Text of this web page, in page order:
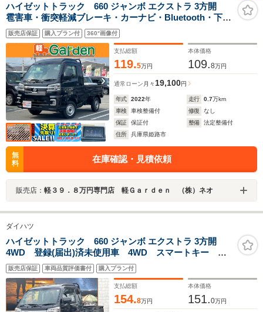
ハイゼットトラック 660 ジャンボ エクストラ 3方開
雹害車・衝突軽減ブレーキ・カーナビ・Bluetooth・下取
直売・ワンオーナー・ワンセグTV・CD再生・スマートキ
ー&プッシュスタート・ベンチシート・ルームクリーニン
販売店保証 購入プラン付 360°画像付
支払総額
119.5万円
本体価格
109.8万円
通常ローン 月々 19,100円
年式 2022年 走行 0.7万km
車検
車検整備付 修復
なし
保証
保証付 整備
法定整備付
住所
兵庫県姫路市
無
料
在庫確認・見積依頼
販売店： 軽３９．８万円専門店 軽Ｇａｒｄｅｎ （株）ネオ
ダイハツ
ハイゼットトラック 660 ジャンボ エクストラ 3方開
4WD 登録(届出)済未使用車 4WD スマートキー プ
ッシュスタート 荷台灯 LEDヘッドライト フロント
フォグランプ ラバーフロアマット スマートアシス
ト CVT カラーパック オートマ パワーウィンドゥ
エアコン
販売店保証 車両品質評価書付 購入プラン付
支払総額
154.8万円
本体価格
151.0万円